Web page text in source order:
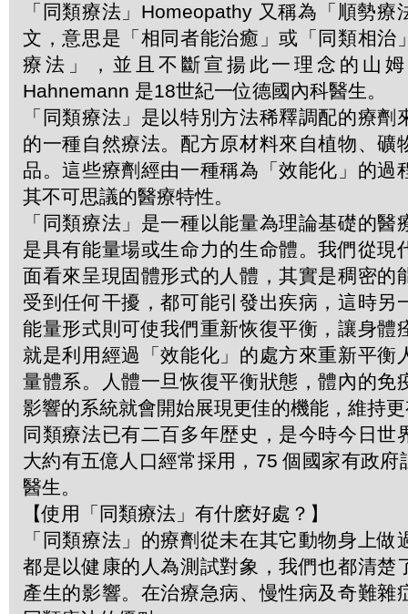
「同類療法」Homeopathy 又稱為「順勢療
文，意思是「相同者能治癒」或「同類相治
療法」，並且不斷宣揚此一理念的山
Hahnemann 是18世紀一位德國內科醫生。
「同類療法」是以特別方法稀釋調配的療劑
的一種自然療法。配方原材料來自植物、礦
品。這些療劑經由一種稱為「效能化」的過
其不可思議的醫療特性。
「同類療法」是一種以能量為理論基礎的醫
是具有能量場或生命力的生命體。我們從現
面看來呈現固體形式的人體，其實是稠密的
受到任何干擾，都可能引發出疾病，這時另
能量形式則可使我們重新恢復平衡，讓身體
就是利用經過「效能化」的處方來重新平衡
量體系。人體一旦恢復平衡狀態，體內的免
影響的系統就會開始展現更佳的機能，維持
同類療法已有二百多年歴史，是今時今日世
大約有五億人口經常採用，75 個國家有政府
醫生。
【使用「同類療法」有什麽好處？】
「同類療法」的療劑從未在其它動物身上做
都是以健康的人為測試對象，我們也都清楚
產生的影響。在治療急病、慢性病及奇難雜